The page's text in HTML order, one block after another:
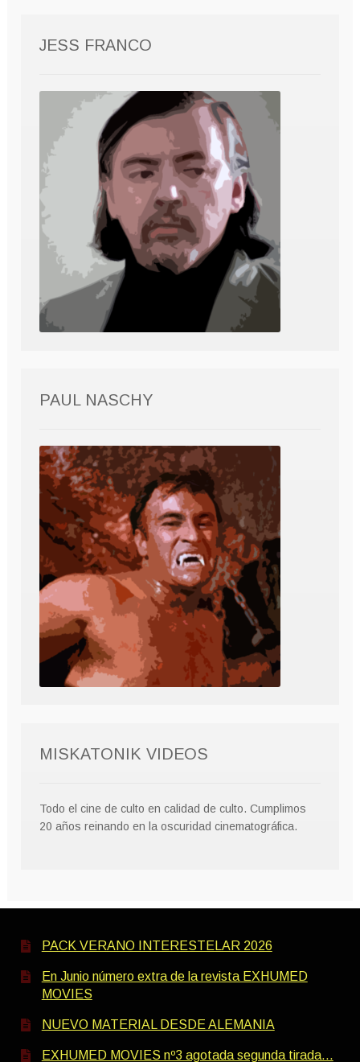
JESS FRANCO
PAUL NASCHY
MISKATONIK VIDEOS
Todo el cine de culto en calidad de culto. Cumplimos
20 años reinando en la oscuridad cinematográfica.
PACK VERANO INTERESTELAR 2026
En Junio número extra de la revista EXHUMED
MOVIES
NUEVO MATERIAL DESDE ALEMANIA
EXHUMED MOVIES nº3 agotada segunda tirada…